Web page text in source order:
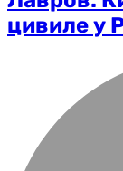
цивиле у